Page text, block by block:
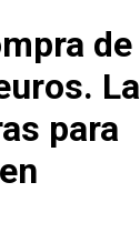
de
La
para